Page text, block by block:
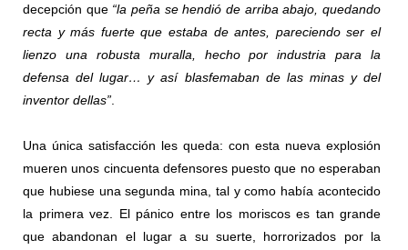
decepción que “la peña se hendió de arriba abajo, quedando
recta y más fuerte que estaba de antes, pareciendo ser el
lienzo una robusta muralla, hecho por industria para la
defensa del lugar… y así blasfemaban de las minas y del
inventor dellas”
Una única satisfacción les queda: con esta nueva explosión
mueren unos cincuenta defensores puesto que no esperaban
que hubiese una segunda mina, tal y como había acontecido
la primera vez. El pánico entre los moriscos es tan grande
que abandonan el lugar a su suerte, horrorizados por la